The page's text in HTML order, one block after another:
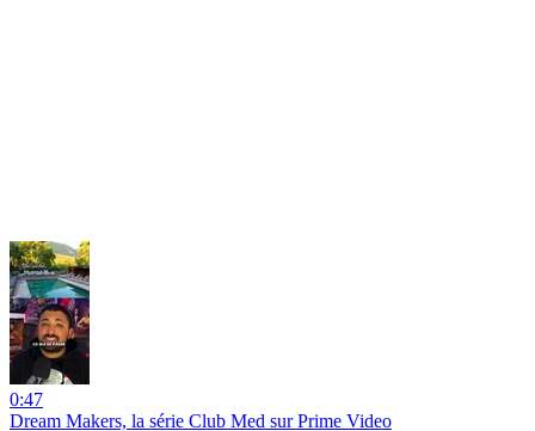
0:47
Dream Makers, la série Club Med sur Prime Video